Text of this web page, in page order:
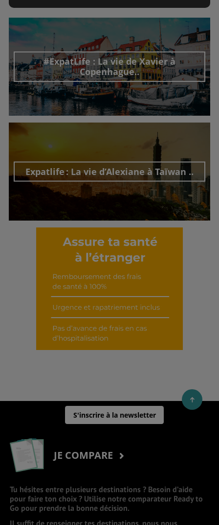
#ExpatLife : La vie de Xavier à
Copenhague..
Expatlife : La vie d’Alexiane à Taïwan ..
Découvrir cet interview
S'inscrire à la newsletter
JE COMPARE
Tu hésites entre plusieurs destinations ? Besoin d’aide
pour faire ton choix ? Utilise notre comparateur Ready to
Go pour prendre la bonne décision.